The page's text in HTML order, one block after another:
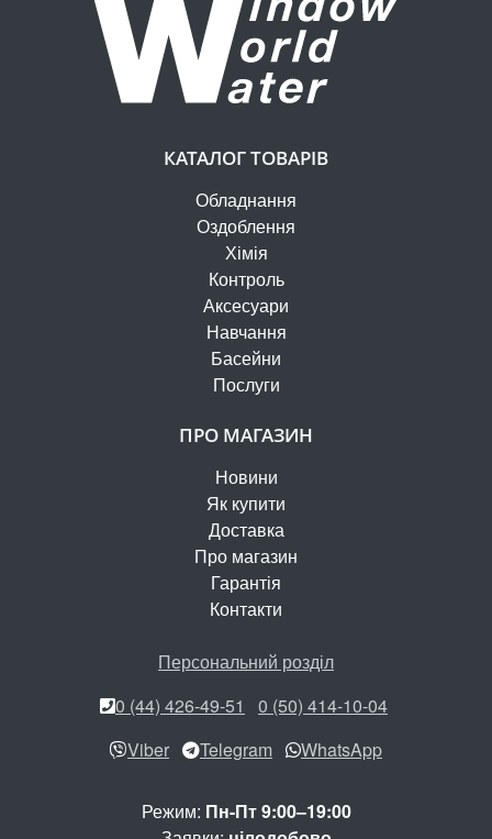
КАТАЛОГ ТОВАРІВ
Обладнання
Оздоблення
Хімія
Контроль
Аксесуари
Навчання
Басейни
Послуги
ПРО МАГАЗИН
Новини
Як купити
Доставка
Про магазин
Гарантія
Контакти
Персональний розділ
0 (44) 426-49-51
0 (50) 414-10-04
Viber
Telegram WhatsApp
Режим: Пн-Пт 9:00–19:00